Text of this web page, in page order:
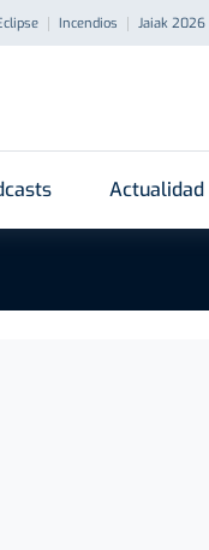
Incendios Jaiak 2026
Actualidad